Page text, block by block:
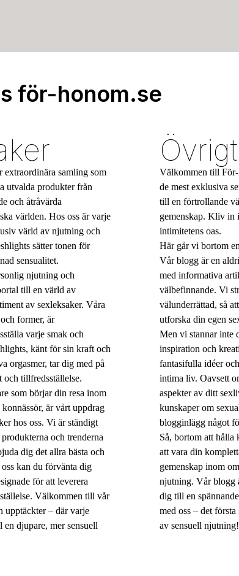
för-honom.se
samling som
utvalda produkter från
och åtråvärda
världen. Hos oss är varje
värld av njutning och
sätter tonen för
sensualitet.
njutning och
till en värld av
av sexleksaker. Våra
former, är
varje smak och
känt för sin kraft och
orgasmer, tar dig med på
och tillfredsställelse.
som börjar din resa inom
är vårt uppdrag
hos oss. Vi är ständigt
och trenderna
dig det allra bästa och
kan du förvänta dig
för att leverera
Välkommen till vår
upptäckter – där varje
djupare, mer sensuell
Övrigt
Välkommen till
de mest exklusiva
till en förtrollande
gemenskap. Kliv in
intimitetens oas.
Här går vi bortom
Vår blogg är en
med informativa
välbefinnande. Vi
välunderrättad, så
utforska din egen
Men vi stannar inte
inspiration och
fantasifulla idéer
intima liv. Oavsett
aspekter av ditt
kunskaper om
blogginlägg något
Så, bortom att hålla
att vara din
gemenskap inom
njutning. Vår blogg
dig till en
med oss – det
av sensuell njutning!